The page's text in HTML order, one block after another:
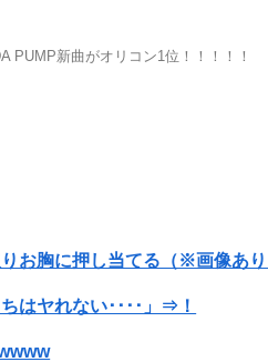
PUMP新曲がオリコン1位！！！！！
お胸に押し当てる（※画像あり
はヤれない････」⇒！